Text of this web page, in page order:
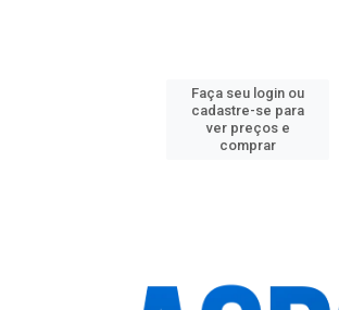
Faça seu login ou
cadastre-se para
ver preços e
comprar